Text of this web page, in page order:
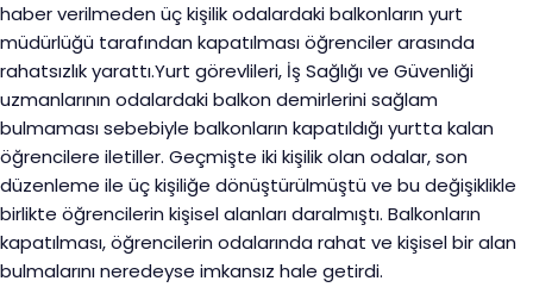
haber verilmeden üç kişilik odalardaki balkonların yurt
müdürlüğü tarafından kapatılması öğrenciler arasında
rahatsızlık yarattı.Yurt görevlileri, İş Sağlığı ve Güvenliği
uzmanlarının odalardaki balkon demirlerini sağlam
bulmaması sebebiyle balkonların kapatıldığı yurtta kalan
öğrencilere iletiller. Geçmişte iki kişilik olan odalar, son
düzenleme ile üç kişiliğe dönüştürülmüştü ve bu değişiklikle
birlikte öğrencilerin kişisel alanları daralmıştı. Balkonların
kapatılması, öğrencilerin odalarında rahat ve kişisel bir alan
bulmalarını neredeyse imkansız hale getirdi.